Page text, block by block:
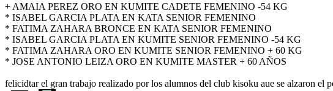
+ AMAIA PEREZ ORO EN KUMITE CADETE FEMENINO -54 KG
* ISABEL GARCIA PLATA EN KATA SENIOR FEMENINO
* FATIMA ZAHARA BRONCE EN KATA SENIOR FEMENINO
* ISABEL GARCIA PLATA EN KUMITE SENIOR FEMENINO -54 KG
* FATIMA ZAHARA ORO EN KUMITE SENIOR FEMENINO + 60 KG
* JOSE ANTONIO LEIZA ORO EN KUMITE MASTER + 60 AÑOS
felicidtar el gran trabajo realizado por los alumnos del club kisoku aue se alzaron el